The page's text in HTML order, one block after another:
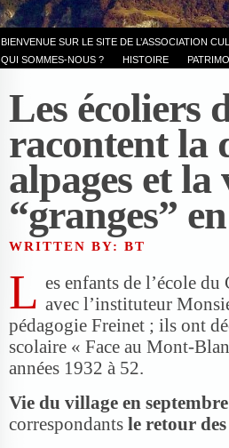
BIENVENUE SUR LE SITE DE L’ASSOCIATION
QUI SOMMES-NOUS ?
HISTOIRE
Les écoliers
racontent la
alpages et la
“granges”
WRITTEN BY: BT
L es enfants de l’école
avec l’instituteur
pédagogie Freinet ; ils ont
scolaire « Face au Mont-
années 1932 à 52.
Vie du village en s
correspondants le retour